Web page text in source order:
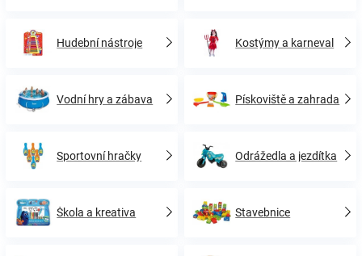
Hudební nástroje Kostýmy a karneval
Vodní hry a zábava Pískoviště a zahrada
Sportovní hračky Odrážedla a jezdítka
Škola a kreativa Stavebnice